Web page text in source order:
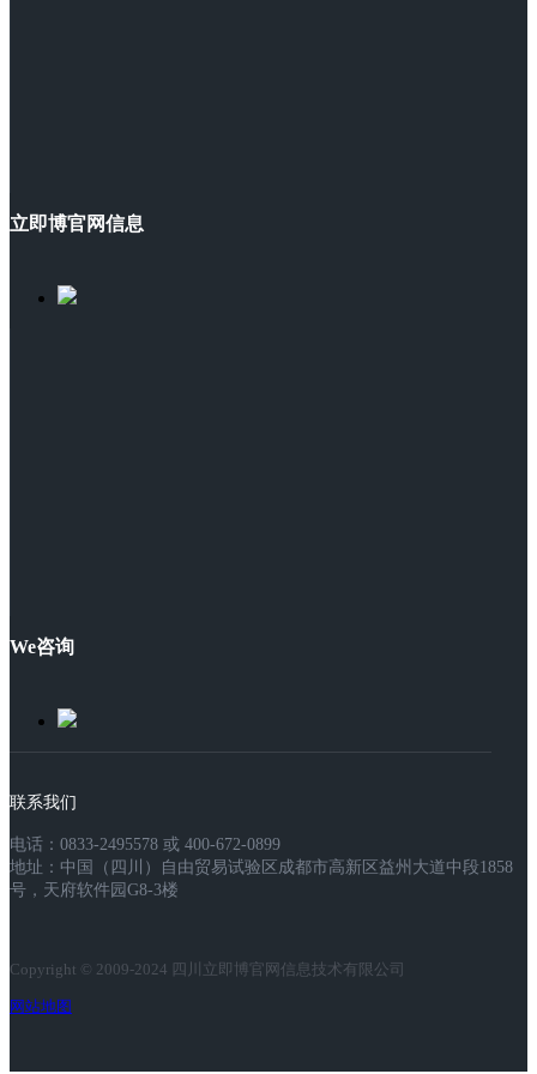
立即博官网信息
We咨询
联系我们
电话：0833-2495578 或 400-672-0899
地址：中国（四川）自由贸易试验区成都市高新区益州大道中段1858
号，天府软件园G8-3楼
Copyright © 2009-2024 四川立即博官网信息技术有限公司
网站地图